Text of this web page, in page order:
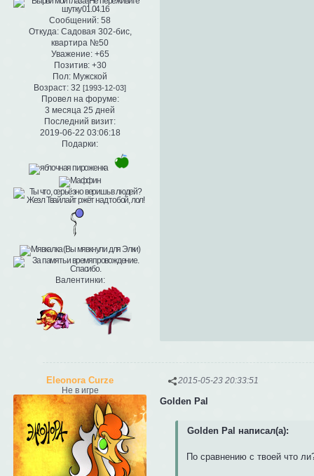
Сообщений: 58
Откуда:Садовая 302-бис,
квартира №50
Уважение: +65
Позитив: +30
Пол: Мужской
Возраст: 32 [1993-12-03]
Провел на форуме:
3 месяца 25 дней
Последний визит:
2019-06-22 03:06:18
Подарки:
Валентинки:
2015-05-23 20:33:51
Eleonora Curze
Не в игре
Golden Pal
Golden Pal написал(а):
По сравнению с твоей что